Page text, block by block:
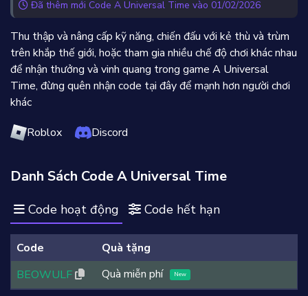
Đã thêm mới Code A Universal Time vào 01/02/2026
Thu thập và nâng cấp kỹ năng, chiến đấu với kẻ thù và trùm
trên khắp thế giới, hoặc tham gia nhiều chế độ chơi khác nhau
để nhận thưởng và vinh quang trong game A Universal
Time, đừng quên nhận code tại đây để mạnh hơn người chơi
khác
Roblox
Discord
Danh Sách Code A Universal Time
Code hoạt động Code hết hạn
Code
Quà tặng
BEOWULF
Quà miễn phí New